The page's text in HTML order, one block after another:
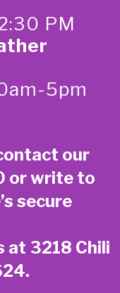
PM
5pm
our
or write to
secure
at 3218 Chili